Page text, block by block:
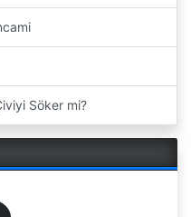
Söker mi?